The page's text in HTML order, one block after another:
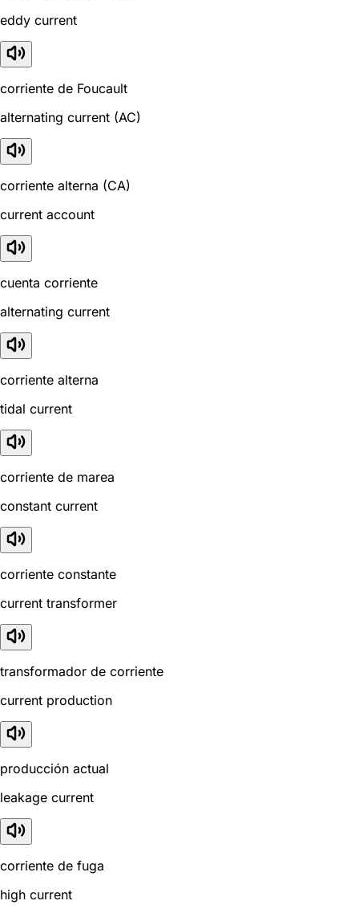
eddy current
corriente de Foucault
alternating current (AC)
corriente alterna (CA)
current account
cuenta corriente
alternating current
corriente alterna
tidal current
corriente de marea
constant current
corriente constante
current transformer
transformador de corriente
current production
producción actual
leakage current
corriente de fuga
high current